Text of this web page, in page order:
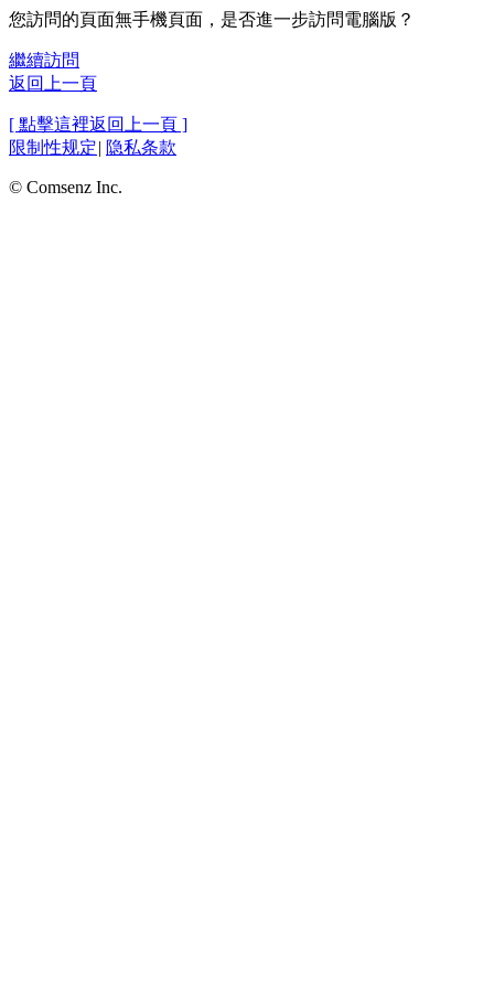
您訪問的頁面無手機頁面，是否進一步訪問電腦版？
繼續訪問
返回上一頁
[ 點擊這裡返回上一頁 ]
限制性规定| 隐私条款
© Comsenz Inc.